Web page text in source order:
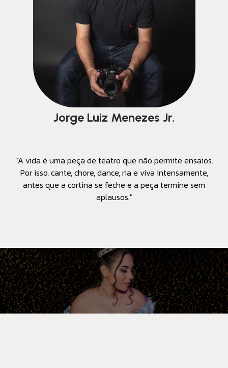
Jorge Luiz Menezes Jr.
"A vida é uma peça de teatro que não permite ensaios.
Por isso, cante, chore, dance, ria e viva intensamente,
antes que a cortina se feche e a peça termine sem
aplausos."